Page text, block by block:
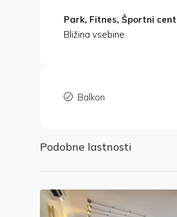
Park, Fitnes, Športni
Bližina vsebine
Balkon
Podobne lastnosti